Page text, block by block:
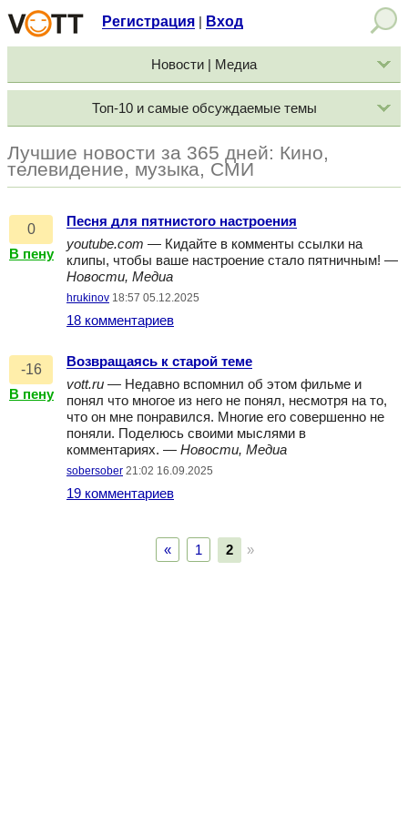
Регистрация Вход
Новости | Медиа
Топ-10 и самые обсуждаемые темы
Лучшие новости за 365 дней: Кино,
телевидение, музыка, СМИ
0
В пену
Песня для пятнистого настроения
youtube.com — Кидайте в комменты ссылки на
клипы, чтобы ваше настроение стало пятничным! —
Новости, Медиа
hrukinov 18:57 05.12.2025
18 комментариев
-16
В пену
Возвращаясь к старой теме
vott.ru — Недавно вспомнил об этом фильме и
понял что многое из него не понял, несмотря на то,
что он мне понравился. Многие его совершенно не
поняли. Поделюсь своими мыслями в
комментариях. — Новости, Медиа
sobersober 21:02 16.09.2025
19 комментариев
« 1 2 »